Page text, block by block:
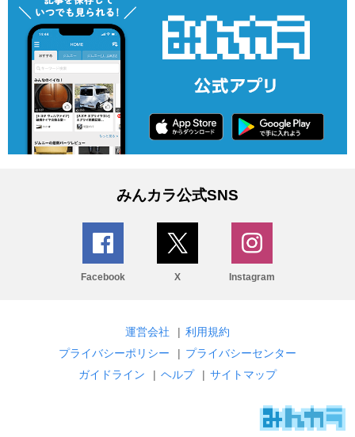
みんカラ公式SNS
Facebook X Instagram
運営会社 | 利用規約
プライバシーポリシー
| プライバシーセンター
ガイドライン
| ヘルプ | サイトマップ